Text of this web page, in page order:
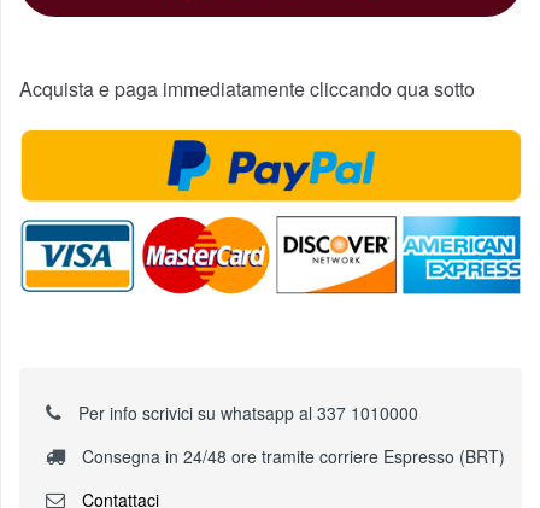
Acquista e paga immediatamente cliccando qua sotto
Per info scrivici su whatsapp al 337 1010000
Consegna in 24/48 ore tramite corriere Espresso (BRT)
Contattaci